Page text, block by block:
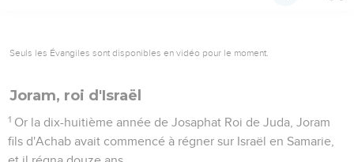
Seuls les Évangiles sont disponibles en vidéo pour le moment.
Joram, roi d'Israël
1 Or la dix-huitième année de Josaphat Roi de Juda, Joram
fils d'Achab avait commencé à régner sur Israël en Samarie,